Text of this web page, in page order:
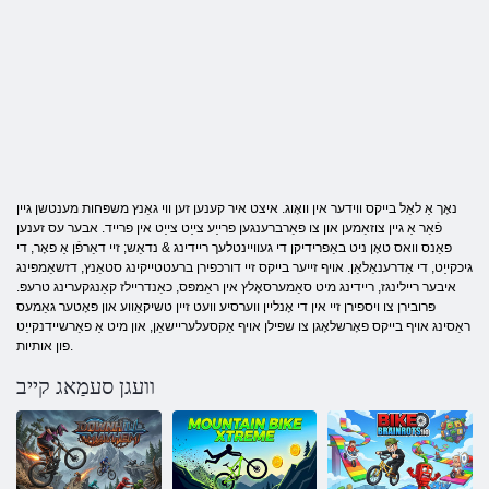
נאָך אַ לאַל בייקס ווידער אין וואָוג. איצט איר קענען זען ווי גאַנץ משפּחות מענטשן גיין
פֿאַר אַ גיין צוזאַמען און צו פאַרברענגען פרייַע צייַט צייַט אין פרייד. אבער עס זענען
פאַנס וואס טאָן ניט באַפרידיקן די געוויינטלעך ריידינג & נדאַש; זיי דאַרפֿן אַ פאָר, די
גיכקייַט, די אַדרענאַלאַן. אויף זייער בייקס זיי דורכפירן ברעטטייקינג סטאַנץ, דזשאַמפּינג
איבער ריילינגז, ריידינג מיט סאַמערסאָלץ אין ראַמפּס, כאַנדריילז קאַנגקערינג טרעפּ.
פּרובירן צו ויספירן זיי אין די אָנליין ווערסיע וועט זיין טשיקאַווע און פּאָטער גאַמעס
ראַסינג אויף בייקס פאָרשלאָגן צו שפּילן אויף אַקסעלעריישאַן, און מיט אַ פאַרשיידנקייַט
פון אותיות.
וועגן סעמַאג קייב